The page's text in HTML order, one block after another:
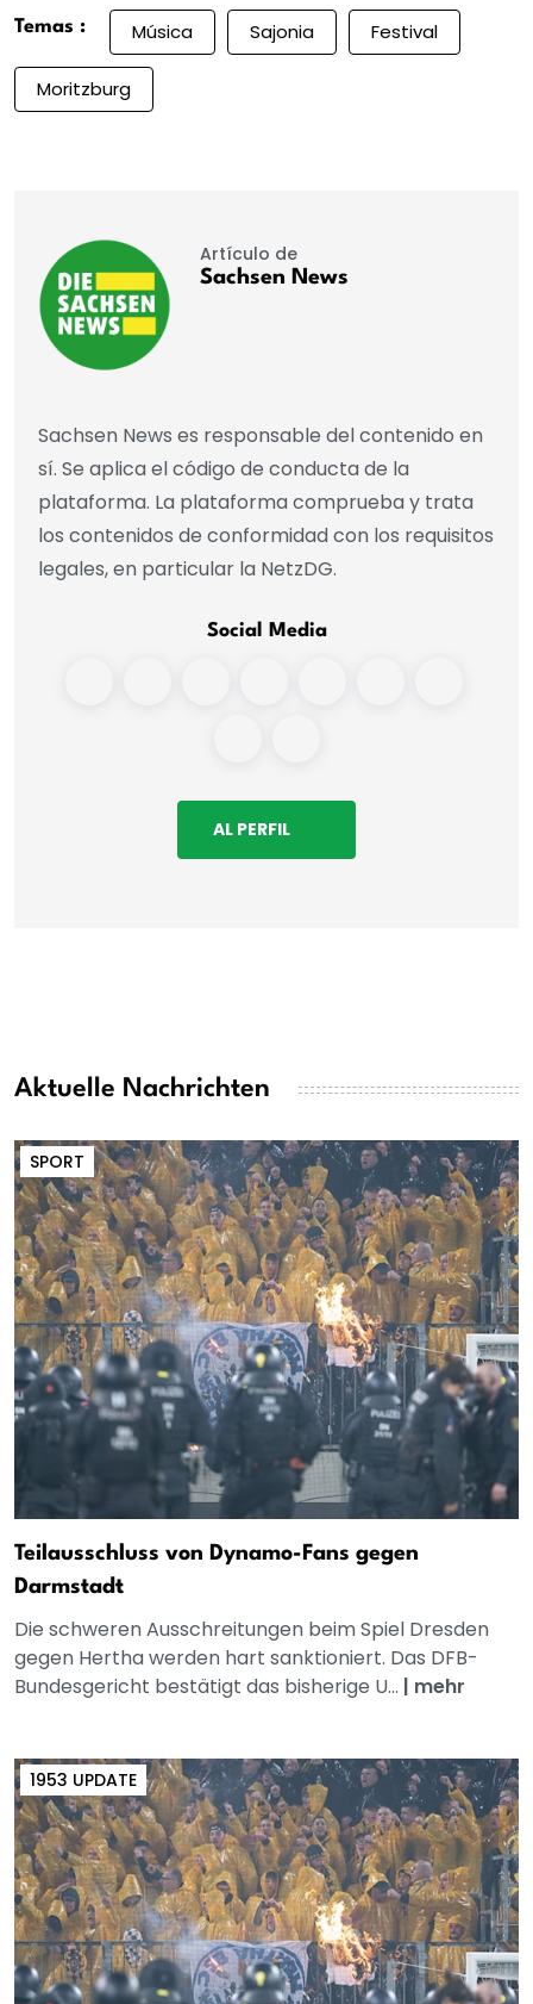
Temas : Música Sajonia Festival
Moritzburg
Artículo de
Sachsen News
Sachsen News es responsable del contenido en
sí. Se aplica el código de conducta de la
plataforma. La plataforma comprueba y trata
los contenidos de conformidad con los requisitos
legales, en particular la NetzDG.
Social Media
AL PERFIL
Aktuelle Nachrichten
SPORT
Teilausschluss von Dynamo-Fans gegen
Darmstadt
Die schweren Ausschreitungen beim Spiel Dresden
gegen Hertha werden hart sanktioniert. Das DFB-
Bundesgericht bestätigt das bisherige U... | mehr
1953 UPDATE